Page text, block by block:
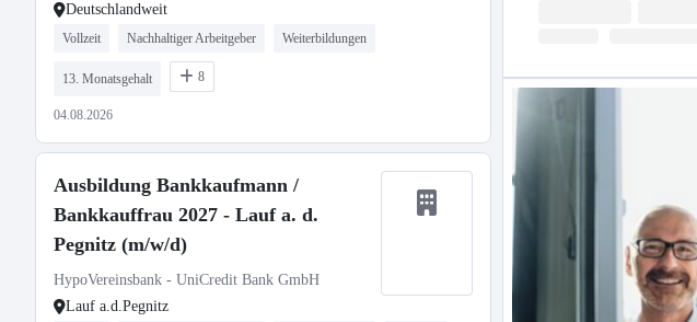
Deutschlandweit
Vollzeit Nachhaltiger Arbeitgeber Weiterbildungen
13. Monatsgehalt 8
04.08.2026
Ausbildung Bankkaufmann /
Bankkauffrau 2027 - Lauf a. d.
Pegnitz (m/w/d)
HypoVereinsbank - UniCredit Bank GmbH
Lauf a.d.Pegnitz